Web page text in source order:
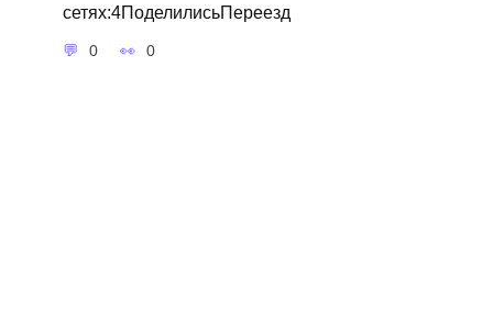
сетях:4ПоделилисьПереезд
0 0